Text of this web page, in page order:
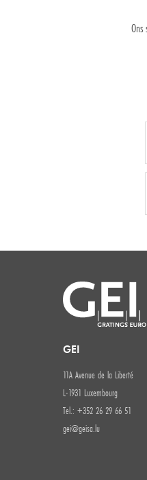
GEI
11A Avenue de la Liberté
L-1931 Luxembourg
Tel.: +352 26 29 66 51
gei@geisa.lu